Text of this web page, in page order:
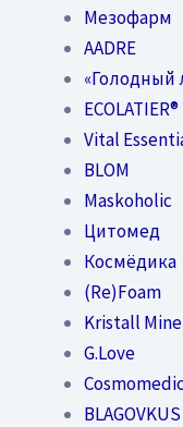
Мезофарм
AADRE
«Голодный
EСОLATIER®
Vital
BLOM
Maskoholic
Цитомед
Космёдика
(Re)Foam
Kristall
G.Love
BLAGOVKUS